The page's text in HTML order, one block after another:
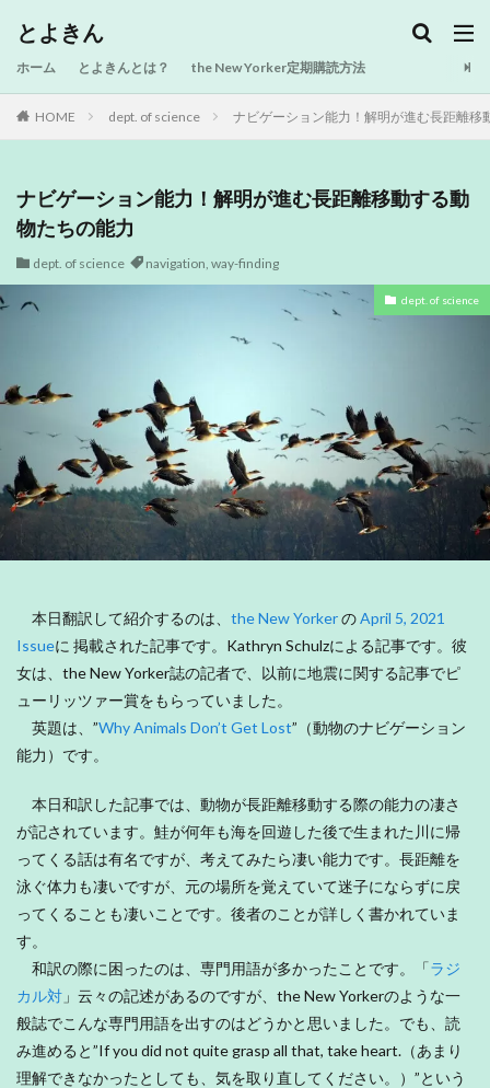
とよきん
ホーム とよきんとは？ the New Yorker定期購読方法
HOME dept. of science ナビゲーション能力！解明が進む長距離移
ナビゲーション能力！解明が進む長距離移動する動
物たちの能力
dept. of science navigation, way-finding
dept. of science
本日翻訳して紹介するのは、 the New YorkerのApril 5, 2021
Issueに 掲載された記事です。Kathryn Schulzによる記事です。彼
女は、the New Yorker誌の記者で、以前に地震に関する記事でピ
ューリッツァー賞をもらっていました。
英題は、”Why Animals Don’t Get Lost”（動物のナビゲーション
能力）です。
本日和訳した記事では、動物が長距離移動する際の能力の凄さ
が記されています。鮭が何年も海を回遊した後で生まれた川に帰
ってくる話は有名ですが、考えてみたら凄い能力です。長距離を
泳ぐ体力も凄いですが、元の場所を覚えていて迷子にならずに戻
ってくることも凄いことです。後者のことが詳しく書かれていま
す。
和訳の際に困ったのは、専門用語が多かったことです。「ラジ
カル対 」云々の記述があるのですが、the New Yorkerのような一
般誌でこんな専門用語を出すのはどうかと思いました。でも、読
み進めると”If you did not quite grasp all that, take heart.（あまり
理解できなかったとしても、気を取り直してください。）”という